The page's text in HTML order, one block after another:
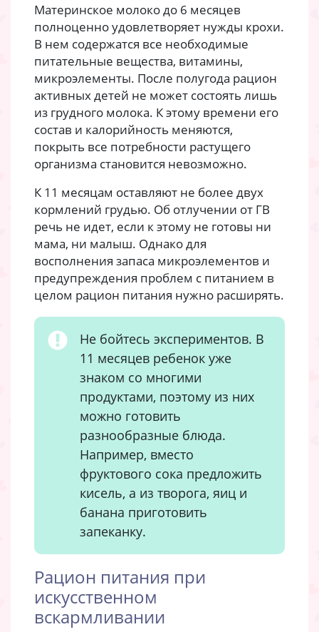
Материнское молоко до 6 месяцев
полноценно удовлетворяет нужды крохи.
В нем содержатся все необходимые
питательные вещества, витамины,
микроэлементы. После полугода рацион
активных детей не может состоять лишь
из грудного молока. К этому времени его
состав и калорийность меняются,
покрыть все потребности растущего
организма становится невозможно.
К 11 месяцам оставляют не более двух
кормлений грудью. Об отлучении от ГВ
речь не идет, если к этому не готовы ни
мама, ни малыш. Однако для
восполнения запаса микроэлементов и
предупреждения проблем с питанием в
целом рацион питания нужно расширять.
Не бойтесь экспериментов. В
11 месяцев ребенок уже
знаком со многими
продуктами, поэтому из них
можно готовить
разнообразные блюда.
Например, вместо
фруктового сока предложить
кисель, а из творога, яиц и
банана приготовить
запеканку.
Рацион питания при
искусственном
вскармливании